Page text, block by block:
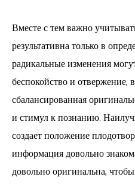
Вместе с тем важно
результативна только в
радикальные изменения
беспокойство и отвержение,
сбалансированная
и стимул к познанию.
создает положение
информация довольно
довольно оригинальна,